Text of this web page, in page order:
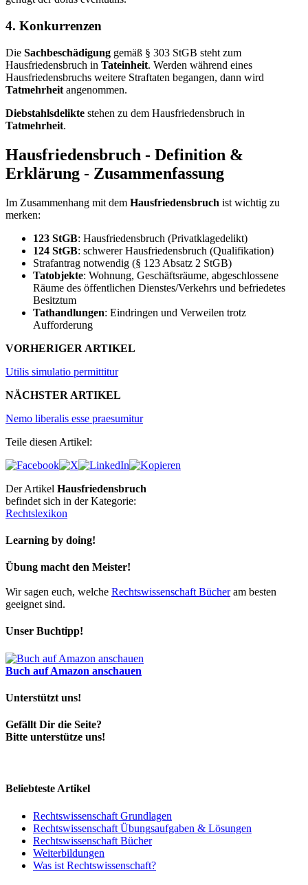
4. Konkurrenzen
Die Sachbeschädigung gemäß § 303 StGB steht zum
Hausfriedensbruch in Tateinheit. Werden während eines
Hausfriedensbruchs weitere Straftaten begangen, dann wird
Tatmehrheit angenommen.
Diebstahlsdelikte stehen zu dem Hausfriedensbruch in
Tatmehrheit.
Hausfriedensbruch - Definition &
Erklärung - Zusammenfassung
Im Zusammenhang mit dem Hausfriedensbruch ist wichtig zu
merken:
123 StGB: Hausfriedensbruch (Privatklagedelikt)
124 StGB: schwerer Hausfriedensbruch (Qualifikation)
Strafantrag notwendig (§ 123 Absatz 2 StGB)
Tatobjekte: Wohnung, Geschäftsräume, abgeschlossene
Räume des öffentlichen Dienstes/Verkehrs und befriedetes
Besitztum
Tathandlungen: Eindringen und Verweilen trotz
Aufforderung
VORHERIGER ARTIKEL
Utilis simulatio permittitur
NÄCHSTER ARTIKEL
Nemo liberalis esse praesumitur
Teile diesen Artikel:
Der Artikel Hausfriedensbruch
befindet sich in der Kategorie:
Rechtslexikon
Learning by doing!
Übung macht den Meister!
Wir sagen euch, welche Rechtswissenschaft Bücheram besten
geeignet sind.
Unser Buchtipp!
Buch auf Amazon anschauen
Unterstützt uns!
Gefällt Dir die Seite?
Bitte unterstütze uns!
Beliebteste Artikel
Rechtswissenschaft Grundlagen
Rechtswissenschaft Übungsaufgaben & Lösungen
Rechtswissenschaft Bücher
Weiterbildungen
Was ist Rechtswissenschaft?